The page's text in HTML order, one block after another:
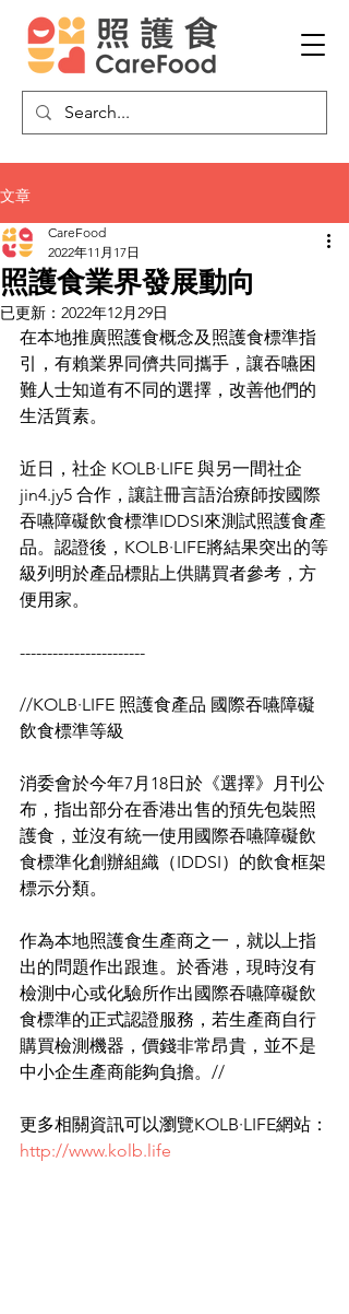
文章
照護食業界發展動向
CareFood
2022年11月17日
已更新： 2022年12月29日
在本地推廣照護食概念及照護食標準指
引，有賴業界同儕共同攜手，讓吞嚥困
難人士知道有不同的選擇，改善他們的
生活質素。
近日，社企 KOLB·LIFE 與另一間社企
jin4.jy5 合作，讓註冊言語治療師按國際
吞嚥障礙飲食標準IDDSI來測試照護食產
品。認證後，KOLB·LIFE將結果突出的等
級列明於產品標貼上供購買者參考，方
便用家。
-----------------------
//KOLB·LIFE 照護食產品 國際吞嚥障礙
飲食標準等級
消委會於今年7月18日於《選擇》月刊公
布，指出部分在香港出售的預先包裝照
護食，並沒有統一使用國際吞嚥障礙飲
食標準化創辦組織（IDDSI）的飲食框架
標示分類。
作為本地照護食生產商之一，就以上指
出的問題作出跟進。於香港，現時沒有
檢測中心或化驗所作出國際吞嚥障礙飲
食標準的正式認證服務，若生產商自行
購買檢測機器，價錢非常昂貴，並不是
中小企生產商能夠負擔。//
更多相關資訊可以瀏覽KOLB·LIFE網站：
http://www.kolb.life